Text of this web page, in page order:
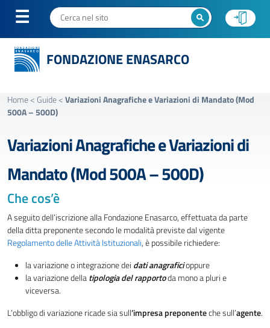
FONDAZIONE ENASARCO
Home< Guide<Variazioni Anagrafiche e Variazioni di Mandato (Mod
500A – 500D)
Variazioni Anagrafiche e Variazioni di
Mandato (Mod 500A – 500D)
Che cos’è
A seguito dell’iscrizione alla Fondazione Enasarco, effettuata da parte
della ditta preponente secondo le modalità previste dal vigente
Regolamento delle Attività Istituzionali, è possibile richiedere:
la variazione o integrazione dei dati anagraficioppure
la variazione dellatipologia del rapportoda mono a pluri e
viceversa.
L’obbligo di variazione ricade sia sull’impresa preponenteche sull’agente.